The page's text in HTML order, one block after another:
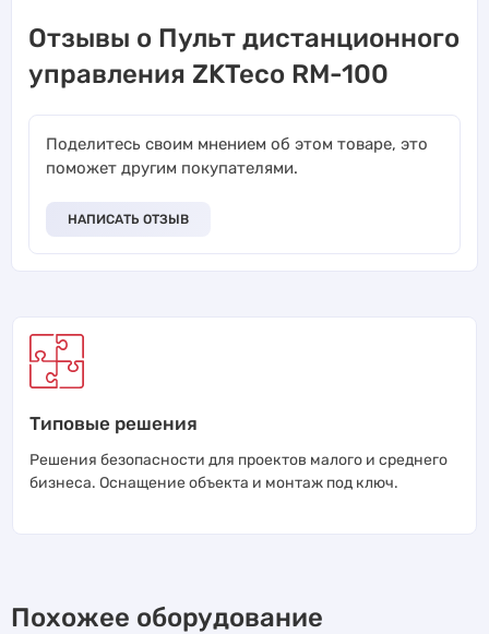
Отзывы о Пульт дистанционного
управления ZKTeco RM-100
Поделитесь своим мнением об этом товаре, это
поможет другим покупателями.
НАПИСАТЬ ОТЗЫВ
Типовые решения
Решения безопасности для проектов малого и среднего
бизнеса. Оснащение объекта и монтаж под ключ.
Похожее оборудование